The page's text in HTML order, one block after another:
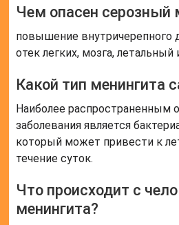
Чем опасен серозный
повышение внутричерепного
отек легких, мозга, летальный
Какой тип менингита
Наиболее распространенным
заболевания является
который может привести к
течение суток.
Что происходит с
менингита?